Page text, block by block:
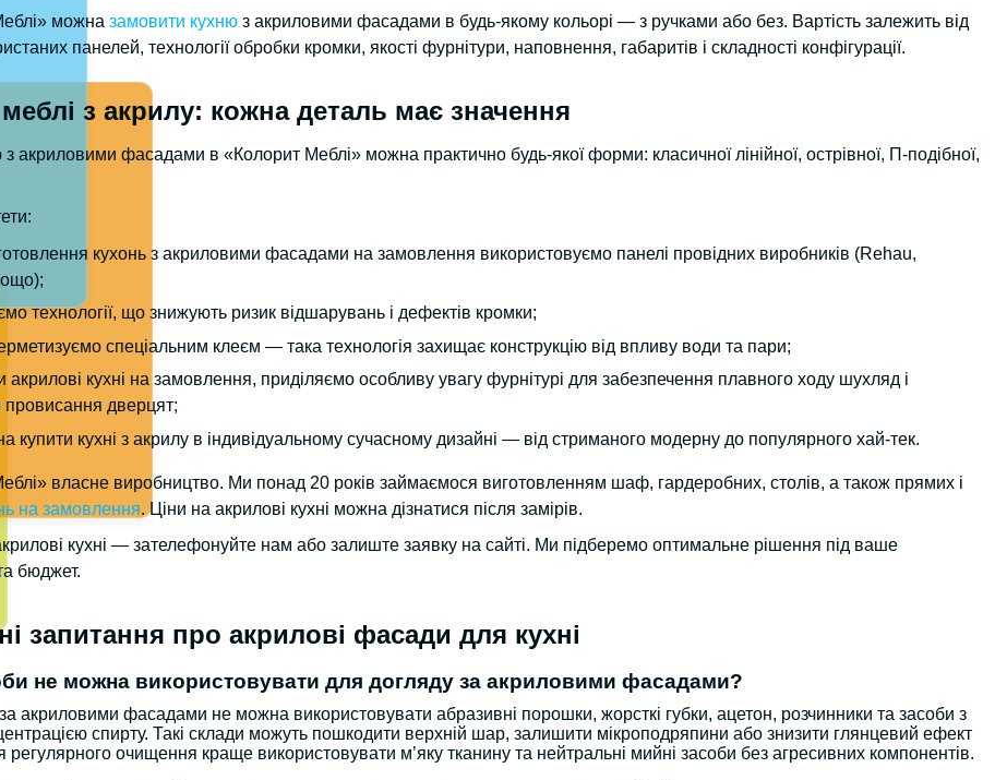
можна замовити кухню з акриловими фасадами в будь-якому кольорі — з ручками або без. Вартість залежить від
панелей, технології обробки кромки, якості фурнітури, наповнення, габаритів і складності конфігурації.
меблі з акрилу: кожна деталь має значення
з акриловими фасадами в «Колорит Меблі» можна практично будь-якої форми: класичної лінійної, острівної, П-подібної,
кухонь з акриловими фасадами на замовлення використовуємо панелі провідних виробників (Rehau,
технології, що знижують ризик відшарувань і дефектів кромки;
спеціальним клеєм — така технологія захищає конструкцію від впливу води та пари;
кухні на замовлення, приділяємо особливу увагу фурнітурі для забезпечення плавного ходу шухляд і
провисання дверцят;
купити кухні з акрилу в індивідуальному сучасному дизайні — від стриманого модерну до популярного хай-тек.
власне виробництво. Ми понад 20 років займаємося виготовленням шаф, гардеробних, столів, а також прямих і
на замовлення. Ціни на акрилові кухні можна дізнатися після замірів.
кухні — зателефонуйте нам або залиште заявку на сайті. Ми підберемо оптимальне рішення під ваше
бюджет.
запитання про акрилові фасади для кухні
не можна використовувати для догляду за акриловими фасадами?
акриловими фасадами не можна використовувати абразивні порошки, жорсткі губки, ацетон, розчинники та засоби з
спирту. Такі склади можуть пошкодити верхній шар, залишити мікроподряпини або знизити глянцевий ефект
регулярного очищення краще використовувати м’яку тканину та нейтральні мийні засоби без агресивних компонентів.